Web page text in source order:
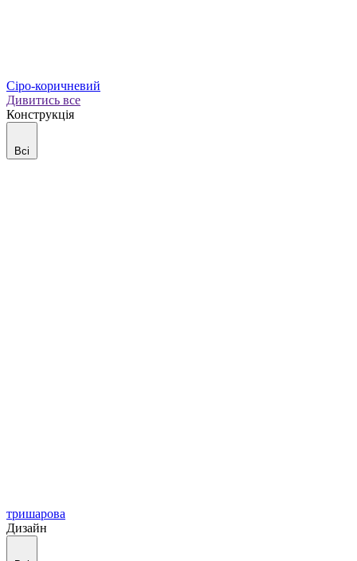
Сіро-коричневий
Дивитись все
Конструкція
Всі
тришарова
Дизайн